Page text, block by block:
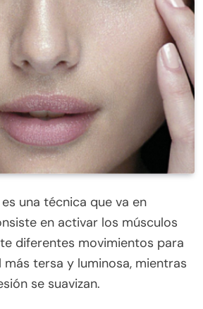
una técnica que va en
en activar los músculos
diferentes movimientos para
más tersa y luminosa, mientras
se suavizan.